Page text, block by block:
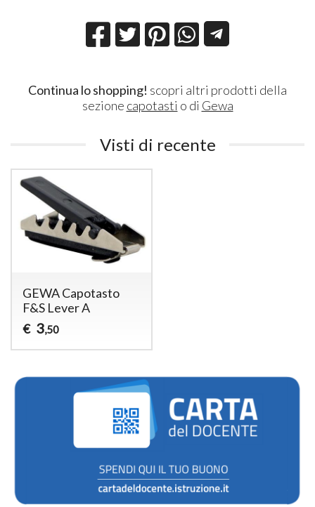
Continua lo shopping! scopri altri prodotti della
sezione capotasti o di Gewa
Visti di recente
GEWA Capotasto
F&S Lever A
€ 3,50